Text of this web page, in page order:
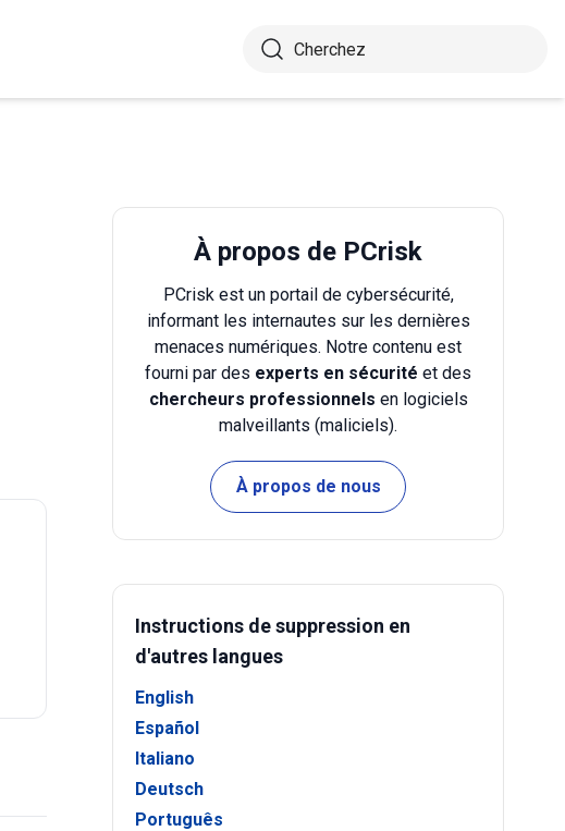
À propos de PCrisk
PCrisk est un portail de cybersécurité,
informant les internautes sur les dernières
menaces numériques. Notre contenu est
fourni par des experts en sécurité et des
chercheurs professionnels en logiciels
malveillants (maliciels).
À propos de nous
Instructions de suppression en
d'autres langues
English
Español
Italiano
Deutsch
Português